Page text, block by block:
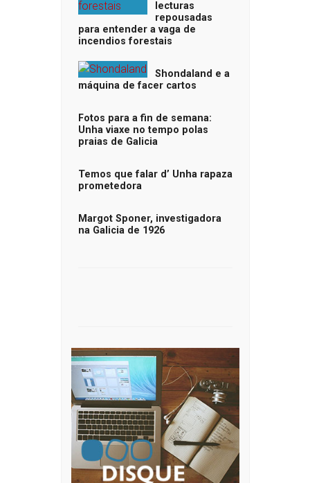
lecturas
repousadas
para entender a vaga de
incendios forestais
Shondaland e a
máquina de facer cartos
Fotos para a fin de semana:
Unha viaxe no tempo polas
praias de Galicia
Temos que falar d’ Unha rapaza
prometedora
Margot Sponer, investigadora
na Galicia de 1926